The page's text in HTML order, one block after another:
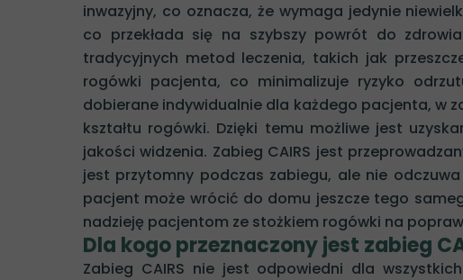
inwazyjny, co oznacza, że wymaga jedynie
co przekłada się na szybszy powrót do
tradycyjnych metod leczenia, takich jak
rogówki pacjenta, co minimalizuje ryzyko
dobierane indywidualnie dla każdego pacjenta, w
kształtu rogówki. Dzięki temu możliwe jest
jakości widzenia. Zabieg CAIRS jest
jest przytomny podczas zabiegu, ale nie
pacjent może wrócić do domu jeszcze tego
nadzieję pacjentom ze stożkiem rogówki na
Dla kogo przeznaczony jest zabieg
Zabieg CAIRS nie jest odpowiedni dla